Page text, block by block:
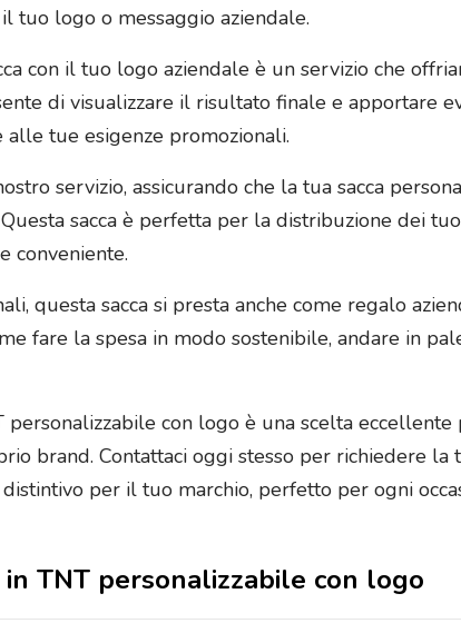
tuo logo o messaggio aziendale.
con il tuo logo aziendale è un servizio che
di visualizzare il risultato finale e apportare
tue esigenze promozionali.
servizio, assicurando che la tua sacca
sacca è perfetta per la distribuzione dei
conveniente.
questa sacca si presta anche come regalo
fare la spesa in modo sostenibile, andare in
personalizzabile con logo è una scelta eccellente
brand. Contattaci oggi stesso per richiedere la
per il tuo marchio, perfetto per ogni
in TNT personalizzabile con logo